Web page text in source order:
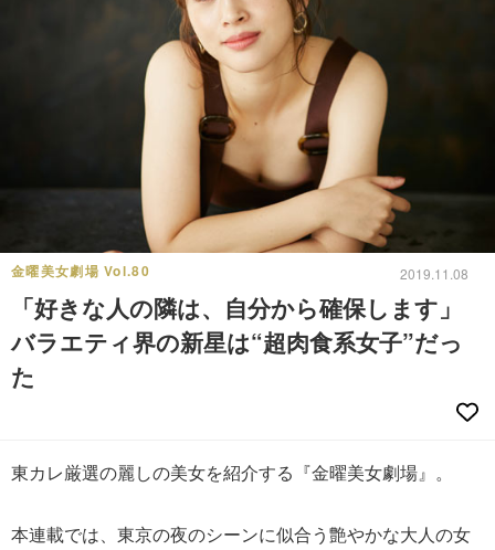
金曜美女劇場 Vol.80 2019.11.08
「好きな人の隣は、自分から確保します」
バラエティ界の新星は“超肉食系女子”だっ
た
東カレ厳選の麗しの美女を紹介する『金曜美女劇場』。
本連載では、東京の夜のシーンに似合う艶やかな大人の女